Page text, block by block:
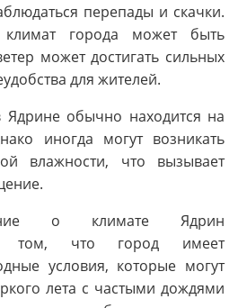
перепады и скачки.
города может быть
может достигать сильных
для жителей.
Ядрине обычно находится на
иногда могут возникать
влажности, что вызывает
о климате Ядрин
о том, что город имеет
условия, которые могут
лета с частыми дождями